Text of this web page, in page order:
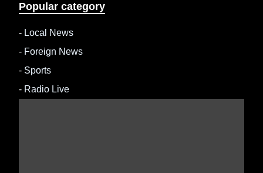
Popular category
- Local News
- Foreign News
- Sports
- Radio Live